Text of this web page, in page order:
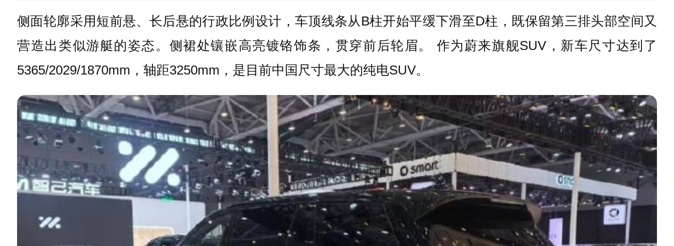
侧面轮廓采用短前悬、长后悬的行政比例设计，车顶线条从B柱开始平缓下滑至D柱，既保留第三排头部空间又
营造出类似游艇的姿态。侧裙处镶嵌高亮镀铬饰条，贯穿前后轮眉。 作为蔚来旗舰SUV，新车尺寸达到了
5365/2029/1870mm，轴距3250mm，是目前中国尺寸最大的纯电SUV。